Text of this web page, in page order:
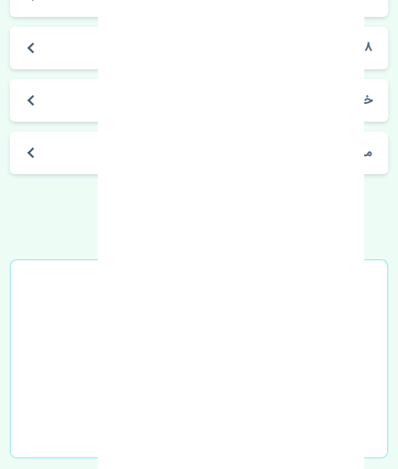
2008
خرید پلوس راست پژو 2008 اصلی
مشخصات فنی اتومبیل